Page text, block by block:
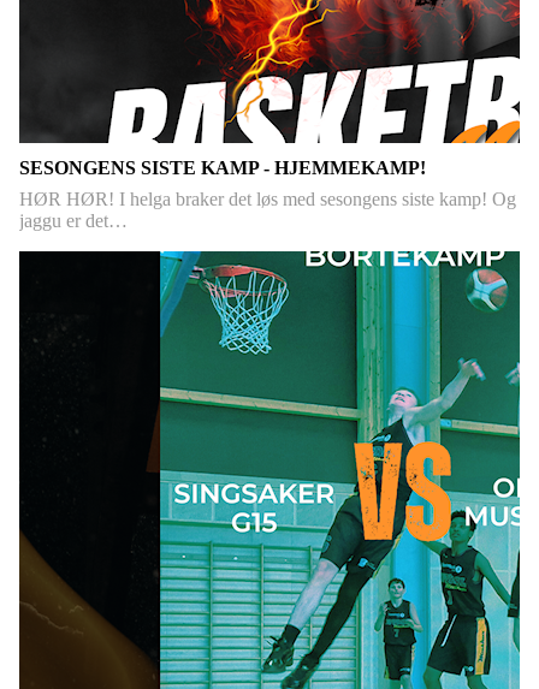
SESONGENS SISTE KAMP - HJEMMEKAMP!
HØR HØR! I helga braker det løs med sesongens siste kamp! Og
jaggu er det…